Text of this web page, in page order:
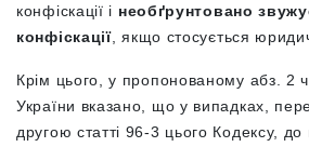
конфіскації і необґрунтовано
конфіскації, якщо стосується
Крім цього, у пропонованому абз. 2
України вказано, що у випадках,
другою статті 96-3 цього Кодексу,